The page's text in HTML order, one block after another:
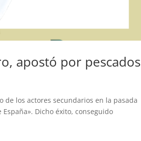
apostó por pescados
los actores secundarios en la pasada
Dicho éxito, conseguido